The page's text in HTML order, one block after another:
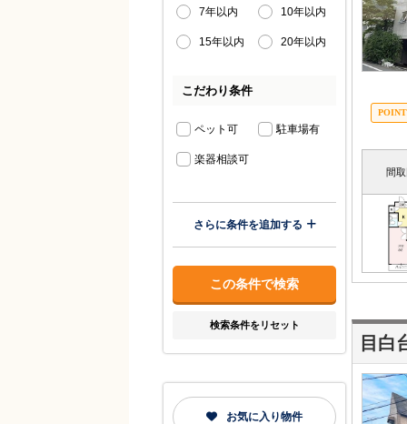
間
目白
7年以内 10年以内
15年以内 20年以内
こだわり条件
ペット可 駐車場有
楽器相談可
さらに条件を追加する
検索条件をリセット
お気に入り物件